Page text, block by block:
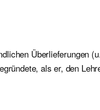
Überlieferungen
als er, den